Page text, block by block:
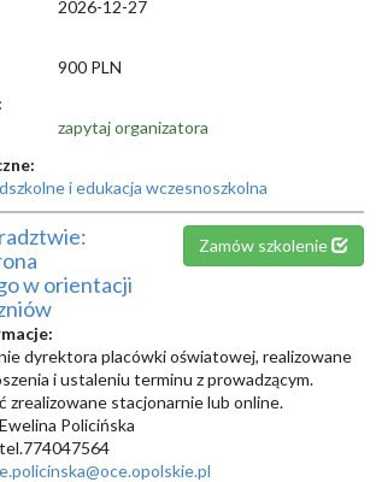
2026-12-27
900 PLN
zapytaj organizatora
i edukacja wczesnoszkolna
w orientacji
Zamów szkolenie
dyrektora placówki oświatowej, realizowane
i ustaleniu terminu z prowadzącym.
zrealizowane stacjonarnie lub online.
Ewelina Policińska
tel.774047564
e.policinska@oce.opolskie.pl